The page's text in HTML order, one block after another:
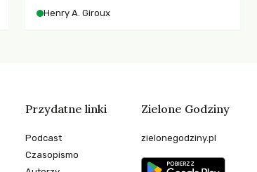
społeczeństwo. Czy współczesne
Henry A. Giroux
Przydatne linki
Podcast
Czasopismo
Zielone Godziny
zielonegodziny.pl